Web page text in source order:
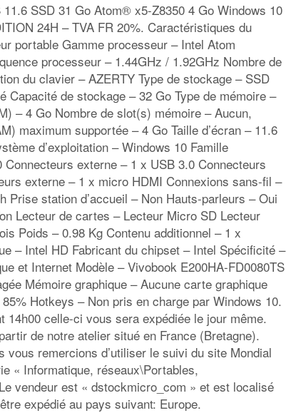
SSD 31 Go Atom® x5-Z8350 4 Go Windows 10
24H – TVA FR 20%. Caractéristiques du
portable Gamme processeur – Intel Atom
processeur – 1.44GHz / 1.92GHz Nombre de
du clavier – AZERTY Type de stockage – SSD
Capacité de stockage – 32 Go Type de mémoire –
– 4 Go Nombre de slot(s) mémoire – Aucun,
maximum supportée – 4 Go Taille d’écran – 11.6
d’exploitation – Windows 10 Famille
externe – 1 x USB 3.0 Connecteurs
externe – 1 x micro HDMI Connexions sans-fil –
Prise station d’accueil – Non Hauts-parleurs – Oui
Lecteur de cartes – Lecteur Micro SD Lecteur
Poids – 0.98 Kg Contenu additionnel – 1 x
– Intel HD Fabricant du chipset – Intel Spécificité –
et Internet Modèle – Vivobook E200HA-FD0080TS
Mémoire graphique – Aucune carte graphique
Hotkeys – Non pris en charge par Windows 10.
14h00 celle-ci vous sera expédiée le jour même.
de notre atelier situé en France (Bretagne).
vous remercions d’utiliser le suivi du site Mondial
« Informatique, réseaux\Portables,
vendeur est « dstockmicro_com » et est localisé
expédié au pays suivant: Europe.